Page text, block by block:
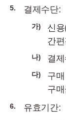
5. 결제수단:
가)
신
간
나) 결
다)
구
구
6. 유효기간: